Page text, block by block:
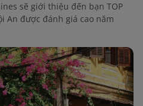
sẽ giới thiệu đến bạn TOP
An được đánh giá cao năm